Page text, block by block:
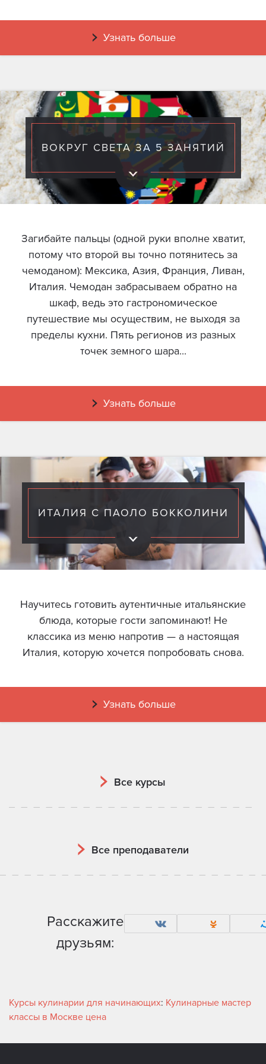
Узнать больше
ВОКРУГ СВЕТА ЗА 5 ЗАНЯТИЙ
Загибайте пальцы (одной руки вполне хватит,
потому что второй вы точно потянитесь за
чемоданом): Мексика, Азия, Франция, Ливан,
Италия. Чемодан забрасываем обратно на
шкаф, ведь это гастрономическое
путешествие мы осуществим, не выходя за
пределы кухни. Пять регионов из разных
точек земного шара...
Узнать больше
ИТАЛИЯ С ПАОЛО БОККОЛИНИ
Научитесь готовить аутентичные итальянские
блюда, которые гости запоминают! Не
классика из меню напротив — а настоящая
Италия, которую хочется попробовать снова.
Узнать больше
Все курсы
Все преподаватели
Расскажите
друзьям:
Курсы кулинарии для начинающих: Кулинарные мастер
классы в Москве цена